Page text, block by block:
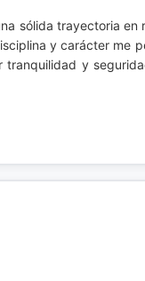
sólida trayectoria en
y carácter me
y